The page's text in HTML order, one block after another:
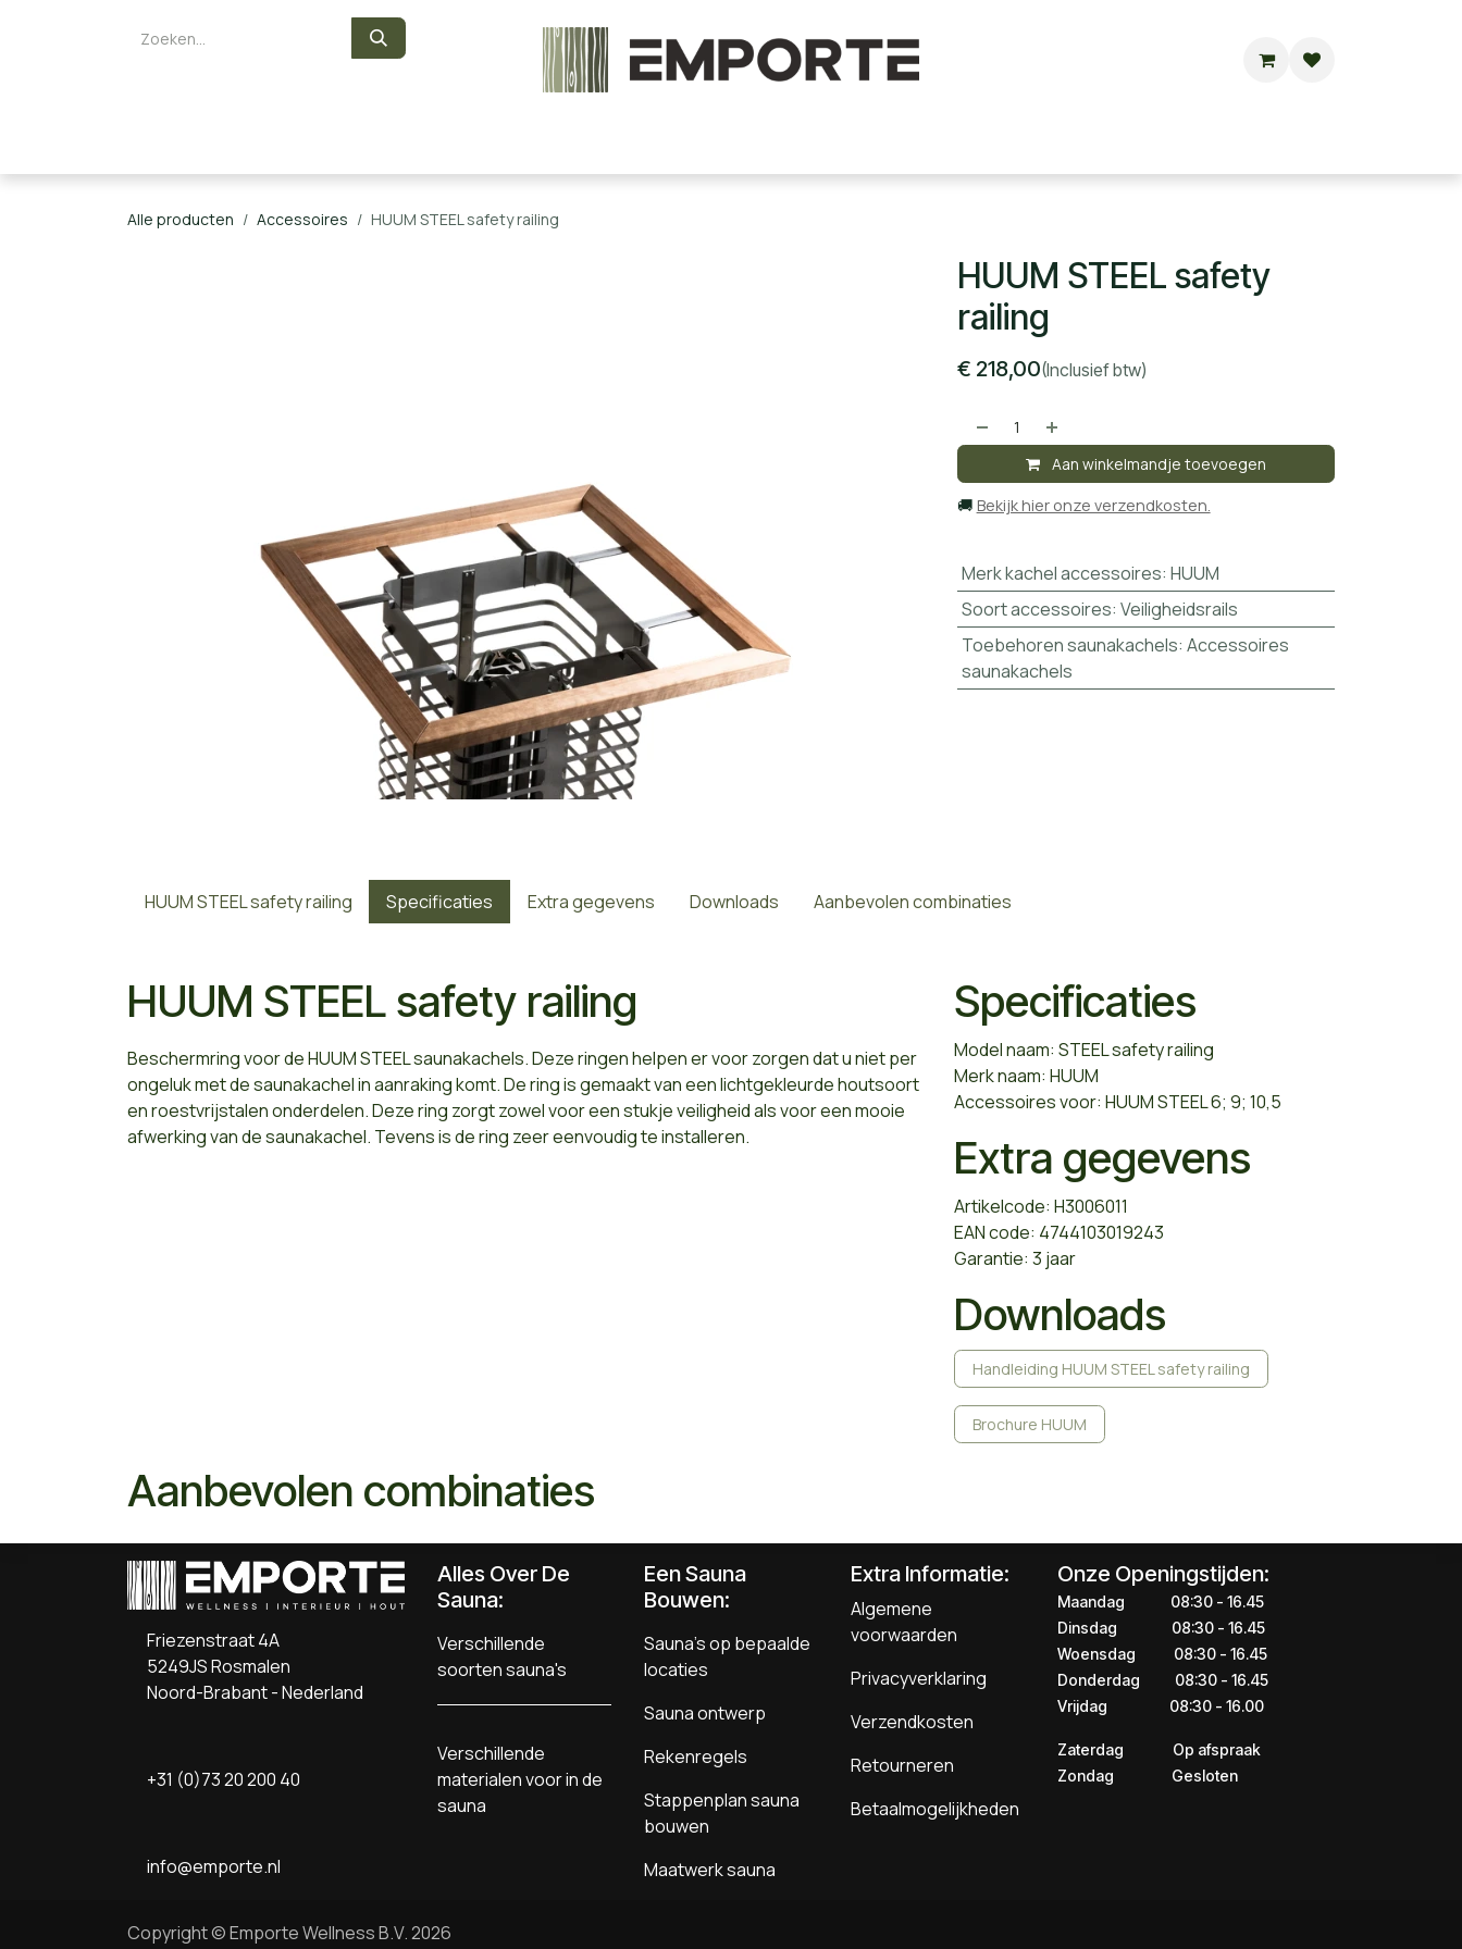
Alle producten Accessoires HUUM STEEL safety railing
HUUM STEEL safety
railing
€ 218,00(Inclusief btw)
Aan winkelmandje toevoegen
🚚 Bekijk hier onze verzendkosten.
Merk kachel accessoires:HUUM
Soort accessoires:Veiligheidsrails
Toebehoren saunakachels:Accessoires
saunakachels
HUUM STEEL safety railing Specificaties Extra gegevens Downloads Aanbevolen combinaties
HUUM STEEL safety railing
Beschermring voor de HUUM STEEL saunakachels. Deze ringen helpen er voor zorgen dat u niet per
ongeluk met de saunakachel in aanraking komt. De ring is gemaakt van een lichtgekleurde houtsoort
en roestvrijstalen onderdelen. Deze ring zorgt zowel voor een stukje veiligheid als voor een mooie
afwerking van de saunakachel. Tevens is de ring zeer eenvoudig te installeren.
Specificaties
Model naam: STEEL safety railing
Merk naam: HUUM
Accessoires voor: HUUM STEEL 6; 9; 10,5
Extra gegevens
Artikelcode: H3006011
EAN code: 4744103019243
Garantie: 3 jaar
Downloads
Handleiding HUUM STEEL safety railing
Brochure HUUM
Aanbevolen combinaties
Friezenstraat 4A
5249JS Rosmalen
Noord-Brabant - Nederland
+31 (0)73 20 200 40
info@emporte.nl
Alles Over De
Sauna:
Verschillende
soorten sauna's
Verschillende
materialen voor in de
sauna
Een Sauna
Bouwen:
Sauna's op bepaalde
locaties
Sauna ontwerp
Rekenregels
Stappenplan sauna
bouwen
Maatwerk sauna
Extra Informatie:
Algemene
voorwaarden
Privacyverklaring
Verzendkosten
Retourneren
Betaalmogelijkheden
Onze Openingstijden:
Maandag
​​​08:30 - 16.45​
Dinsdag
​​​​08:30 - 16.45
Woensdag
​08:30 - 16.45
Donderdag
​​​​​08:30 - 16.45
Vrijdag
​​​​​08:30 - 16.00
Zaterdag
​​Op afspraak
Zondag
​​Gesloten
Copyright © Emporte Wellness B.V. 2026